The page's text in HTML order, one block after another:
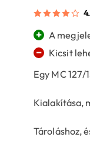
+ A
−
Kicsit
Egy MC
Kialakítása,
Tároláshoz,